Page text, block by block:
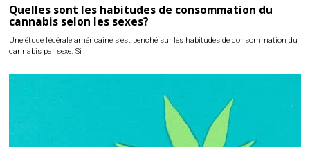
Quelles sont les habitudes de consommation du
cannabis selon les sexes?
Une étude fédérale américaine s’est penché sur les habitudes de consommation du
cannabis par sexe. Si